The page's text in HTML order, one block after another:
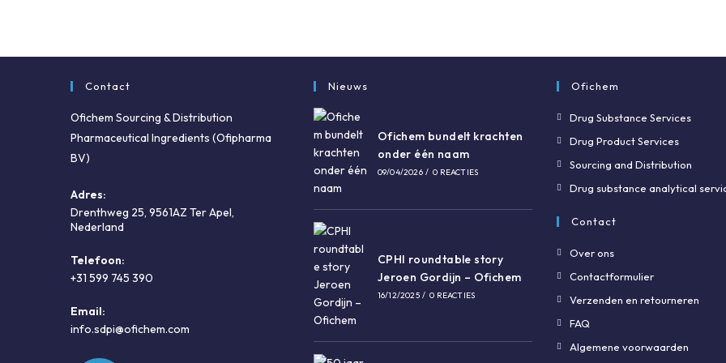
Contact
Ofichem Sourcing & Distribution
Pharmaceutical Ingredients (Ofipharma
BV)
Adres:
Drenthweg 25, 9561AZ Ter Apel,
Nederland
Telefoon:
+31 599 745 390
Email:
info.sdpi@ofichem.com
Nieuws
Ofichem bundelt krachten
onder één naam
09/04/2026 / 0 REACTIES
CPHI roundtable story
Jeroen Gordijn – Ofichem
16/12/2025 / 0 REACTIES
Ofichem
Drug Substance Services
Drug Product Services
Sourcing and Distribution
Drug substance analytical
Contact
Over ons
Contactformulier
Verzenden en retourneren
FAQ
Algemene voorwaarden